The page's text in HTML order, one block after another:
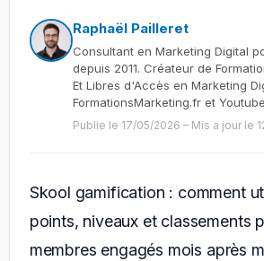
Raphaël Pailleret
Consultant en Marketing Digital
depuis 2011. Créateur de
Et Libres d'Accès en Marketing
FormationsMarketing.fr et Youtube
Publie le 17/05/2026 – Mis a jour le
Skool gamification : comment
points, niveaux et classements
membres engagés mois après